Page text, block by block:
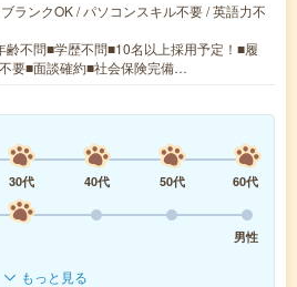
ランクOK / パソコンスキル不要 / 英語力不
齢不問■学歴不問■10名以上採用予定！■履
要■面談確約■社会保険完備…
30代 40代 50代
60代
男性
もっと見る